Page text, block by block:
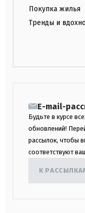
Покупка жилья
Тренды и
E-mail-
Будьте в курсе
обновлений!
рассылок, чтобы
соответствуют
К